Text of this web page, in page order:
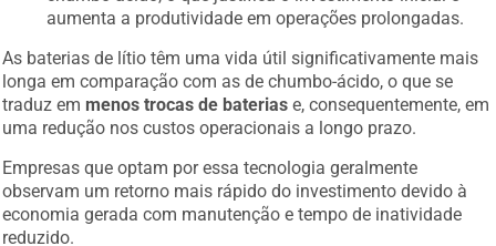
aumenta a produtividade em operações prolongadas.
As baterias de lítio têm uma vida útil significativamente mais
longa em comparação com as de chumbo-ácido, o que se
traduz em menos trocas de baterias e, consequentemente, em
uma redução nos custos operacionais a longo prazo.
Empresas que optam por essa tecnologia geralmente
observam um retorno mais rápido do investimento devido à
economia gerada com manutenção e tempo de inatividade
reduzido.